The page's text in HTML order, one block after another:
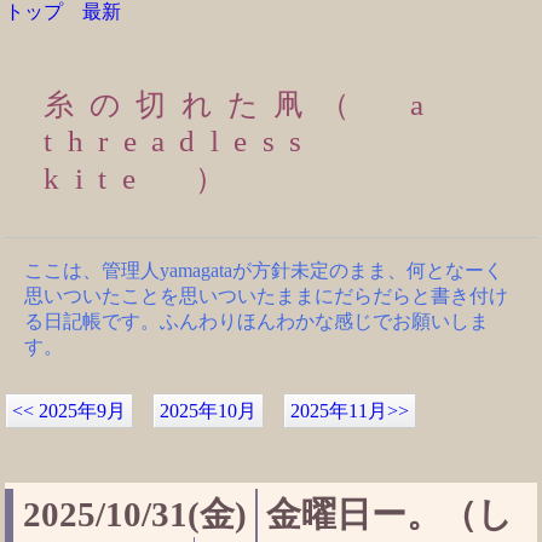
トップ 最新
糸の切れた凧（ a
threadless
kite ）
ここは、管理人yamagataが方針未定のまま、何となーく
思いついたことを思いついたままにだらだらと書き付け
る日記帳です。ふんわりほんわかな感じでお願いしま
す。
<<2025年9月 2025年10月 2025年11月>>
2025/10/31(金) 金曜日ー。（し